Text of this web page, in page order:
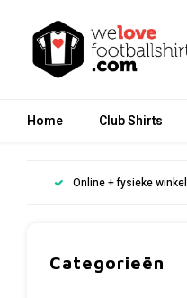
Home Club Shirts
Online + fysieke winkel
Categorieën